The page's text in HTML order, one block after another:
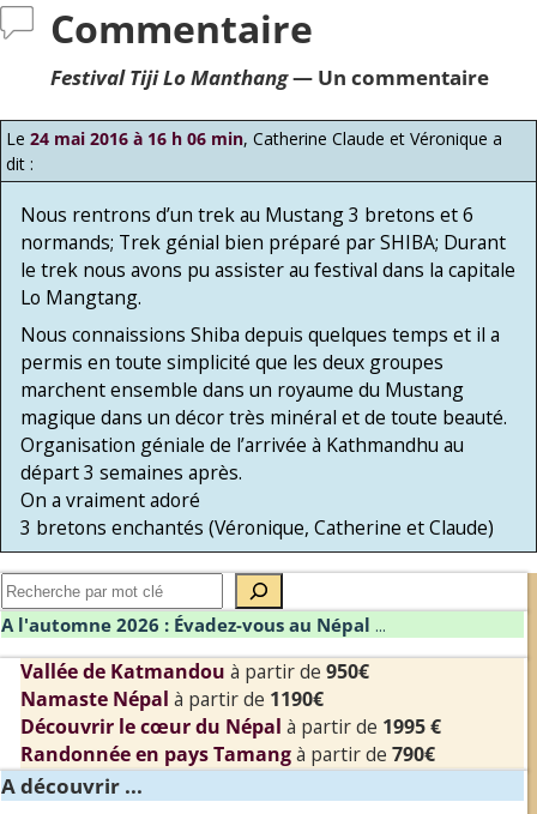
Commentaire
Festival Tiji Lo Manthang— Un commentaire
Le 24 mai 2016 à 16 h 06 min, Catherine Claude et Véronique a
dit :
Nous rentrons d’un trek au Mustang 3 bretons et 6
normands; Trek génial bien préparé par SHIBA; Durant
le trek nous avons pu assister au festival dans la capitale
Lo Mangtang.
Nous connaissions Shiba depuis quelques temps et il a
permis en toute simplicité que les deux groupes
marchent ensemble dans un royaume du Mustang
magique dans un décor très minéral et de toute beauté.
Organisation géniale de l’arrivée à Kathmandhu au
départ 3 semaines après.
On a vraiment adoré
3 bretons enchantés (Véronique, Catherine et Claude)
A l'automne 2026 : Évadez-vous au Népal ...
Vallée de Katmandou à partir de 950€
Namaste Népal à partir de 1190€
Découvrir le cœur du Népal à partir de 1995 €
Randonnée en pays Tamangà partir de 790€
A découvrir ...